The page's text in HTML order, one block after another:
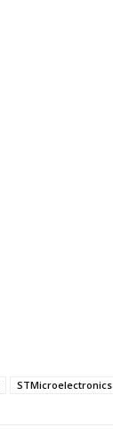
STMicroelectronics